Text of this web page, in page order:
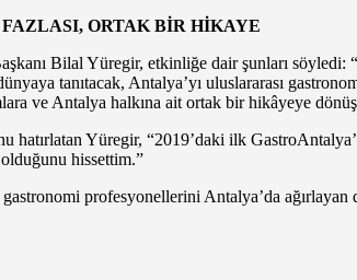
ORTAK BİR HİKAYE
Bilal Yüregir, etkinliğe dair şunları söyledi:
tanıtacak, Antalya’yı uluslararası
ve Antalya halkına ait ortak bir hikâyeye
hatırlatan Yüregir, “2019’daki ilk
olduğunu hissettim.”
profesyonellerini Antalya’da